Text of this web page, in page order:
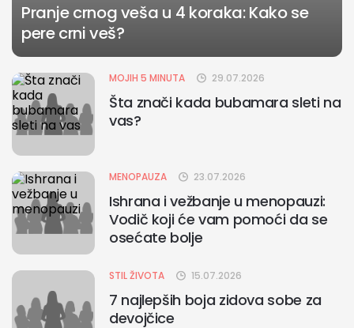
Pranje crnog veša u 4 koraka: Kako se
pere crni veš?
MOJIH 5 MINUTA 29.07.2026
Šta znači kada bubamara sleti na
vas?
MENOPAUZA 23.07.2026
Ishrana i vežbanje u menopauzi:
Vodič koji će vam pomoći da se
osećate bolje
STIL ŽIVOTA 15.07.2026
7 najlepših boja zidova sobe za
devojčice